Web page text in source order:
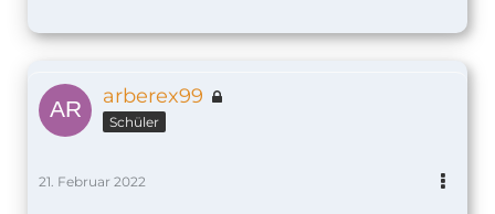
arberex99
Schüler
21. Februar 2022